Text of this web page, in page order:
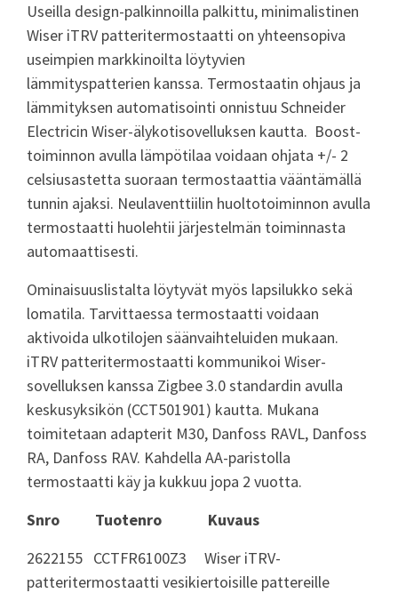
Useilla design-palkinnoilla palkittu, minimalistinen
Wiser iTRV patteritermostaatti on yhteensopiva
useimpien markkinoilta löytyvien
lämmityspatterien kanssa. Termostaatin ohjaus ja
lämmityksen automatisointi onnistuu Schneider
Electricin Wiser-älykotisovelluksen kautta. Boost-
toiminnon avulla lämpötilaa voidaan ohjata +/- 2
celsiusastetta suoraan termostaattia vääntämällä
tunnin ajaksi. Neulaventtiilin huoltotoiminnon avulla
termostaatti huolehtii järjestelmän toiminnasta
automaattisesti.
Ominaisuuslistalta löytyvät myös lapsilukko sekä
lomatila. Tarvittaessa termostaatti voidaan
aktivoida ulkotilojen säänvaihteluiden mukaan.
iTRV patteritermostaatti kommunikoi Wiser-
sovelluksen kanssa Zigbee 3.0 standardin avulla
keskusyksikön (CCT501901) kautta. Mukana
toimitetaan adapterit M30, Danfoss RAVL, Danfoss
RA, Danfoss RAV. Kahdella AA-paristolla
termostaatti käy ja kukkuu jopa 2 vuotta.
Snro Tuotenro Kuvaus
2622155 CCTFR6100Z3 Wiser iTRV-
patteritermostaatti vesikiertoisille pattereille